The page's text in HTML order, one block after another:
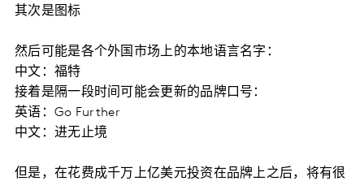
其次是图标
然后可能是各个外国市场上的本地语言名字：
中文：福特
接着是隔一段时间可能会更新的品牌口号：
英语：Go Further
中文：进无止境
但是，在花费成千万上亿美元投资在品牌上之后，将有很